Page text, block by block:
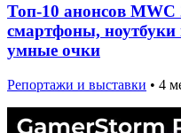
Топ-10 анонсов
смартфоны, ноутбуки
умные очки
Репортажи и выставки • 4